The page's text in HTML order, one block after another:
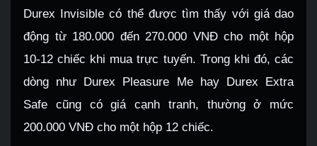
Durex Invisible có thể được tìm thấy với giá dao
động từ 180.000 đến 270.000 VNĐ cho một hộp
10-12 chiếc khi mua trực tuyến. Trong khi đó, các
dòng như Durex Pleasure Me hay Durex Extra
Safe cũng có giá cạnh tranh, thường ở mức
200.000 VNĐ cho một hộp 12 chiếc.